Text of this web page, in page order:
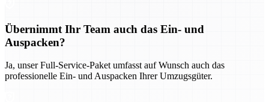
Übernimmt Ihr Team auch das Ein- und
Auspacken?
Ja, unser Full-Service-Paket umfasst auf Wunsch auch das
professionelle Ein- und Auspacken Ihrer Umzugsgüter.